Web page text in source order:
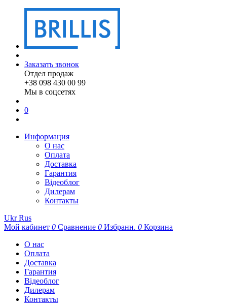
Заказать звонок
Отдел продаж
+38 098 430 00 99
Мы в соцсетях
0
Информация
О нас
Оплата
Доставка
Гарантия
Відеоблог
Дилерам
Контакты
Ukr Rus
Мой кабинет 0 Сравнение 0 Избранн. 0 Корзина
О нас
Оплата
Доставка
Гарантия
Відеоблог
Дилерам
Контакты